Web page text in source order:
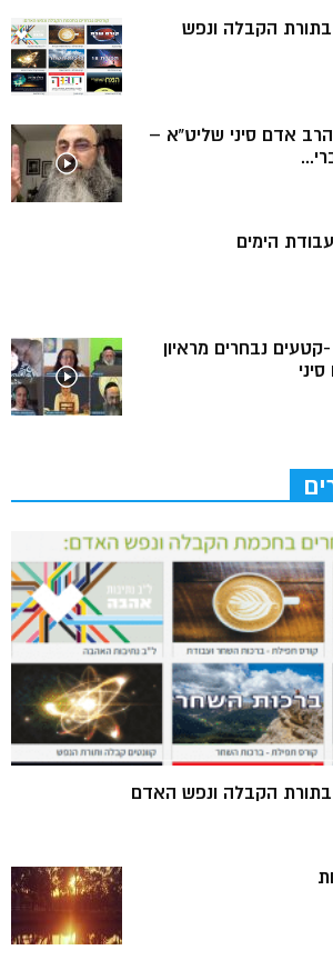
בתורת הקבלה ונפש
אדם סיני שליט”א –
הימים
נבחרים מראיון
בתורת הקבלה ונפש האדם